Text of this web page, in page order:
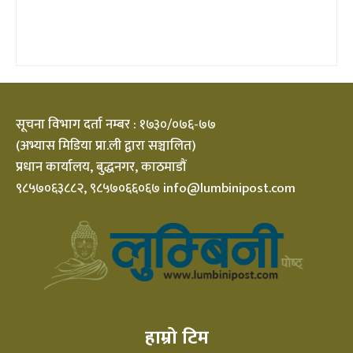
सूचना विभाग दर्ता नम्बर : १७३०/०७६-७७
(अभ्यास मिडिया प्रा.ली द्वारा सञ्चालित)
प्रधान कार्यालय, बुद्धनगर, काठमाडौं
९८५७०६३८८२, ९८५७०६६०६७ info@lumbinipost.com
हाम्रो टिम